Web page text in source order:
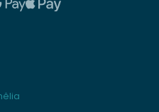
cómo se maneja tu información.